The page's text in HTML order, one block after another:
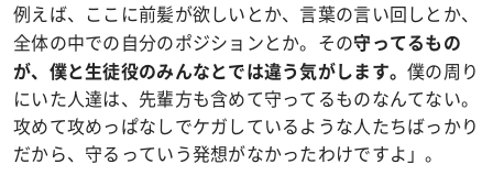
例えば、ここに前髪が欲しいとか、言葉の言い回しとか、
全体の中での自分のポジションとか。その守ってるもの
が、僕と生徒役のみんなとでは違う気がします。僕の周り
にいた人達は、先輩方も含めて守ってるものなんてない。
攻めて攻めっぱなしでケガしているような人たちばっかり
だから、守るっていう発想がなかったわけですよ」。